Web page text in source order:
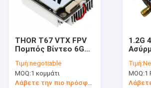
THOR T67 VTX FPV
Πομπός Βίντεο 6G
UAV VTX
Ανταλλακτικά Drone
Τιμή:negotiable
MOQ:1 κομμάτι
Λάβετε την πιο πρόσφατη τιμή
1.2G
Drone
Τιμή:
MOQ:1